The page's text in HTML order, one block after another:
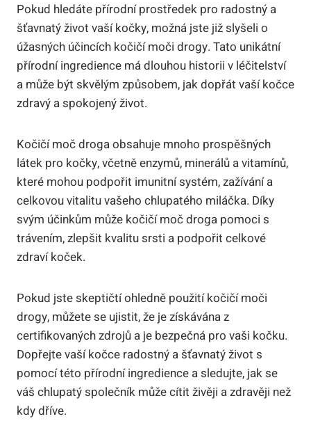
Pokud hledáte přírodní prostředek ⁣pro radostný a
šťavnatý život vaší kočky, možná jste již ‍slyšeli o
úžasných ⁣účincích kočičí moči drogy. Tato unikátní
‍přírodní ingredience má ‍dlouhou historii ‌v léčitelství
a může⁢ být ⁣skvělým ⁤způsobem, jak ⁤dopřát⁤ vaší ‍kočce
zdravý a spokojený život.
Kočičí moč droga obsahuje mnoho prospěšných⁤
látek pro ‌kočky, včetně enzymů, minerálů⁢ a ⁤vitamínů,
které mohou podpořit imunitní systém, zažívání ⁢a
celkovou vitalitu vašeho chlupatého miláčka.⁣ Díky
svým účinkům může kočičí​ moč droga pomoci s
trávením, zlepšit kvalitu srsti a⁣ podpořit celkové
zdraví koček.
Pokud jste skeptičtí ohledně ‌použití kočičí moči
drogy,‍ můžete‌ se‌ ujistit, že‌ je získávána z
certifikovaných ⁤zdrojů‍ a je bezpečná⁤ pro vaši kočku.
⁤Dopřejte ⁣vaší​ kočce radostný a šťavnatý život s
pomocí této přírodní ingredience a sledujte,⁤ jak se
váš​ chlupatý společník může cítit živěji a zdravěji než
kdy dříve.